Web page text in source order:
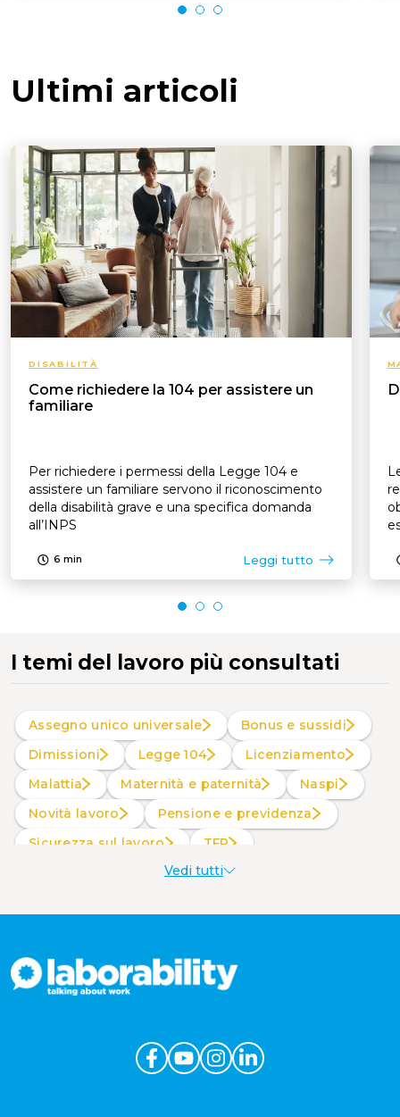
Ultimi articoli
DISABILITÀ
Come richiedere la 104 per assistere un
familiare
Per richiedere i permessi della Legge 104 e
assistere un familiare servono il riconoscimento
della disabilità grave e una specifica domanda
all’INPS
6 min Leggi tutto
I temi del lavoro più consultati
Assegno unico universale
Bonus e sussidi
Dimissioni
Legge 104
Licenziamento
Malattia
Maternità e paternità
Naspi
Novità lavoro
Pensione e previdenza
Sicurezza sul lavoro
TFR
Vedi tutti